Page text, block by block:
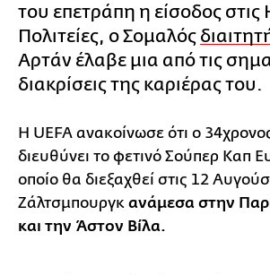
του επετράπη η είσοδος
Πολιτείες, ο Σομαλός
Αρτάν έλαβε μια από τις
διακρίσεις της καριέρας του.
Η UEFA ανακοίνωσε ότι ο
διευθύνει το φετινό Σούπερ Καπ
οποίο θα διεξαχθεί στις 12
Ζάλτσμπουργκ ανάμεσα στην
και την Άστον Βίλα.